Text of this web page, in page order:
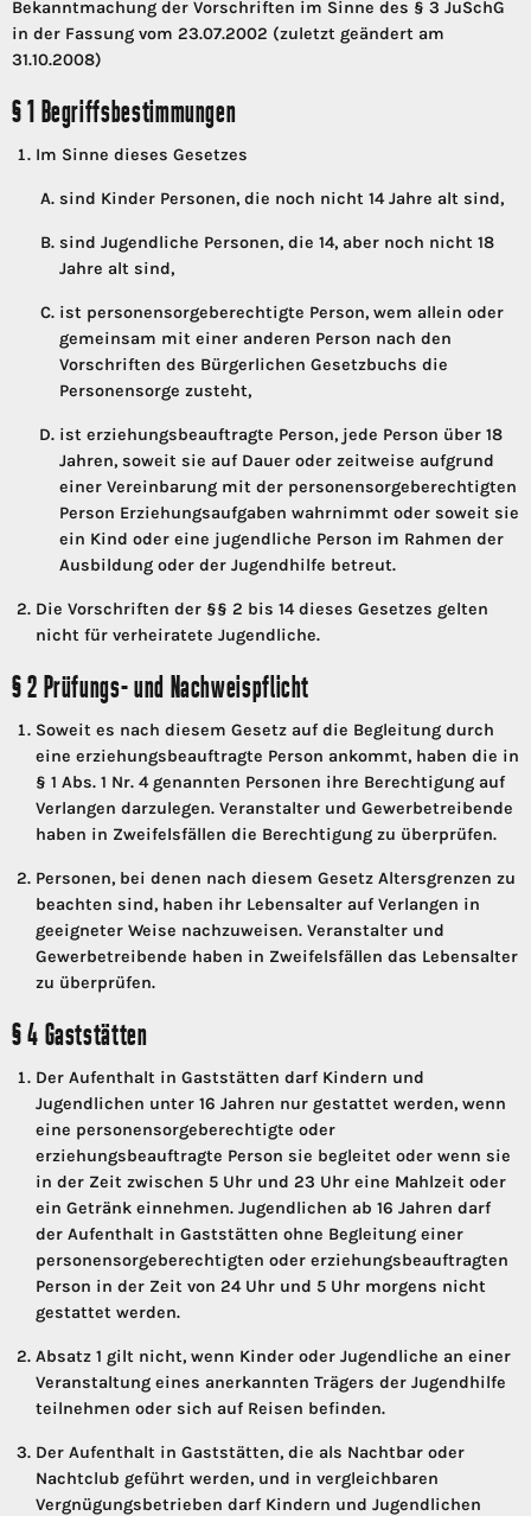
Bekanntmachung der Vorschriften im Sinne des § 3 JuSchG
in der Fassung vom 23.07.2002 (zuletzt geändert am
31.10.2008)
§ 1 Begriffsbestimmungen
Im Sinne dieses Gesetzes
sind Kinder Personen, die noch nicht 14 Jahre alt sind,
sind Jugendliche Personen, die 14, aber noch nicht 18
Jahre alt sind,
ist personensorgeberechtigte Person, wem allein oder
gemeinsam mit einer anderen Person nach den
Vorschriften des Bürgerlichen Gesetzbuchs die
Personensorge zusteht,
ist erziehungsbeauftragte Person, jede Person über 18
Jahren, soweit sie auf Dauer oder zeitweise aufgrund
einer Vereinbarung mit der personensorgeberechtigten
Person Erziehungsaufgaben wahrnimmt oder soweit sie
ein Kind oder eine jugendliche Person im Rahmen der
Ausbildung oder der Jugendhilfe betreut.
Die Vorschriften der §§ 2 bis 14 dieses Gesetzes gelten
nicht für verheiratete Jugendliche.
§ 2 Prüfungs- und Nachweispflicht
Soweit es nach diesem Gesetz auf die Begleitung durch
eine erziehungsbeauftragte Person ankommt, haben die in
§ 1 Abs. 1 Nr. 4 genannten Personen ihre Berechtigung auf
Verlangen darzulegen. Veranstalter und Gewerbetreibende
haben in Zweifelsfällen die Berechtigung zu überprüfen.
Personen, bei denen nach diesem Gesetz Altersgrenzen zu
beachten sind, haben ihr Lebensalter auf Verlangen in
geeigneter Weise nachzuweisen. Veranstalter und
Gewerbetreibende haben in Zweifelsfällen das Lebensalter
zu überprüfen.
§ 4 Gaststätten
Der Aufenthalt in Gaststätten darf Kindern und
Jugendlichen unter 16 Jahren nur gestattet werden, wenn
eine personensorgeberechtigte oder
erziehungsbeauftragte Person sie begleitet oder wenn sie
in der Zeit zwischen 5 Uhr und 23 Uhr eine Mahlzeit oder
ein Getränk einnehmen. Jugendlichen ab 16 Jahren darf
der Aufenthalt in Gaststätten ohne Begleitung einer
personensorgeberechtigten oder erziehungsbeauftragten
Person in der Zeit von 24 Uhr und 5 Uhr morgens nicht
gestattet werden.
Absatz 1 gilt nicht, wenn Kinder oder Jugendliche an einer
Veranstaltung eines anerkannten Trägers der Jugendhilfe
teilnehmen oder sich auf Reisen befinden.
Der Aufenthalt in Gaststätten, die als Nachtbar oder
Nachtclub geführt werden, und in vergleichbaren
Vergnügungsbetrieben darf Kindern und Jugendlichen